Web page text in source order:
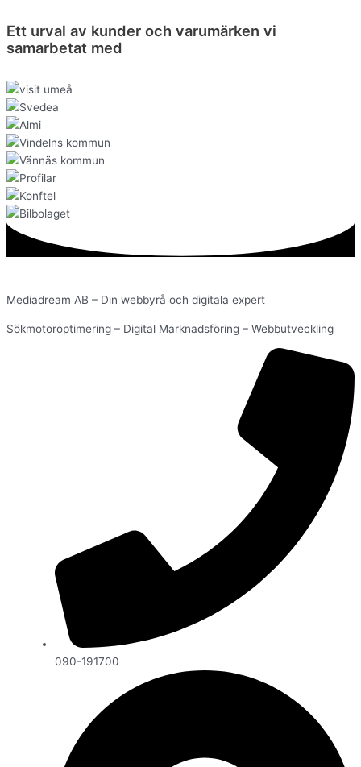
Ett urval av kunder och varumärken vi
samarbetat med
Mediadream AB – Din webbyrå och digitala expert
Sökmotoroptimering – Digital Marknadsföring – Webbutveckling
090-191700